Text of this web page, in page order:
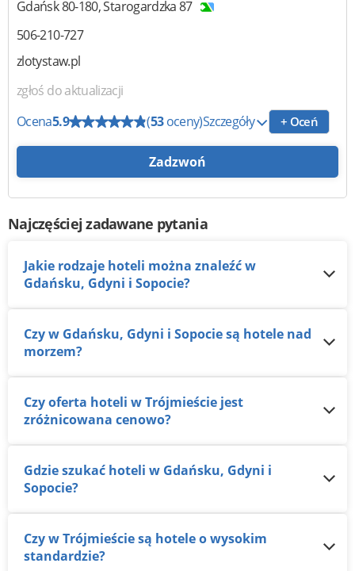
Gdańsk80-180,Starogardzka 87
506-210-727
zlotystaw.pl
zgłoś do aktualizacji
Ocena5.9 (53oceny)Szczegóły + Oceń
Zadzwoń
Najczęściej zadawane pytania
Jakie rodzaje hoteli można znaleźć w
Gdańsku, Gdyni i Sopocie?
Czy w Gdańsku, Gdyni i Sopocie są hotele nad
morzem?
Czy oferta hoteli w Trójmieście jest
zróżnicowana cenowo?
Gdzie szukać hoteli w Gdańsku, Gdyni i
Sopocie?
Czy w Trójmieście są hotele o wysokim
standardzie?